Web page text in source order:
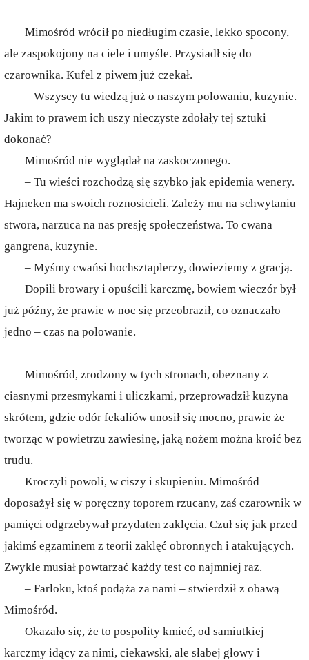
Mimośród wrócił po niedługim czasie, lekko spocony,
ale zaspokojony na ciele i umyśle. Przysiadł się do
czarownika. Kufel z piwem już czekał.
– Wszyscy tu wiedzą już o naszym polowaniu, kuzynie.
Jakim to prawem ich uszy nieczyste zdołały tej sztuki
dokonać?
Mimośród nie wyglądał na zaskoczonego.
– Tu wieści rozchodzą się szybko jak epidemia wenery.
Hajneken ma swoich roznosicieli. Zależy mu na schwytaniu
stwora, narzuca na nas presję społeczeństwa. To cwana
gangrena, kuzynie.
– Myśmy cwańsi hochsztaplerzy, dowieziemy z gracją.
Dopili browary i opuścili karczmę, bowiem wieczór był
już późny, że prawie w noc się przeobraził, co oznaczało
jedno – czas na polowanie.
Mimośród, zrodzony w tych stronach, obeznany z
ciasnymi przesmykami i uliczkami, przeprowadził kuzyna
skrótem, gdzie odór fekaliów unosił się mocno, prawie że
tworząc w powietrzu zawiesinę, jaką nożem można kroić bez
trudu.
Kroczyli powoli, w ciszy i skupieniu. Mimośród
doposażył się w poręczny toporem rzucany, zaś czarownik w
pamięci odgrzebywał przydaten zaklęcia. Czuł się jak przed
jakimś egzaminem z teorii zaklęć obronnych i atakujących.
Zwykle musiał powtarzać każdy test co najmniej raz.
– Farloku, ktoś podąża za nami – stwierdził z obawą
Mimośród.
Okazało się, że to pospolity kmieć, od samiutkiej
karczmy idący za nimi, ciekawski, ale słabej głowy i